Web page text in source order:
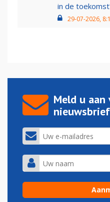
in de
29-07-2026,
Meld u aan
nieuwsbrief